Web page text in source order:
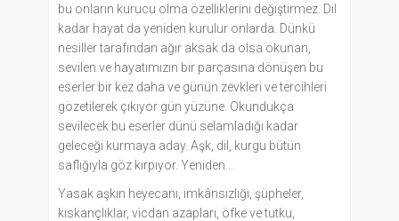
bu onların kurucu olma özelliklerini değiştirmez. Dil
kadar hayat da yeniden kurulur onlarda. Dünkü
nesiller tarafından ağır aksak da olsa okunan,
sevilen ve hayatımızın bir parçasına dönüşen bu
eserler bir kez daha ve günün zevkleri ve tercihleri
gözetilerek çıkıyor gün yüzüne. Okundukça
sevilecek bu eserler dünü selamladığı kadar
geleceği kurmaya aday. Aşk, dil, kurgu bütün
saflığıyla göz kırpıyor. Yeniden…
Yasak aşkın heyecanı, imkânsızlığı, şüpheler,
kıskançlıklar, vicdan azapları, öfke ve tutku,